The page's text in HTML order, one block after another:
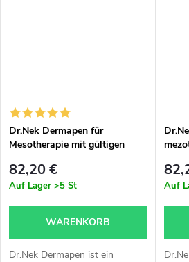
Dr.Nek Dermapen für
Mesotherapie mit gültigen
in der EU + 1x kostenloses
Dr.Nek DNA-Serum mit PDRN
Microneedling (Dermapen) 10
ml
82,20 €
Auf Lager >5 St
WARENKORB
Dr.Nek Dermapen ist ein
plus
Auf